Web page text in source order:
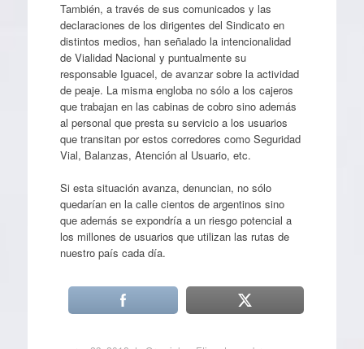
También, a través de sus comunicados y las
declaraciones de los dirigentes del Sindicato en
distintos medios, han señalado la intencionalidad
de Vialidad Nacional y puntualmente su
responsable Iguacel, de avanzar sobre la actividad
de peaje. La misma engloba no sólo a los cajeros
que trabajan en las cabinas de cobro sino además
al personal que presta su servicio a los usuarios
que transitan por estos corredores como Seguridad
Vial, Balanzas, Atención al Usuario, etc.
Si esta situación avanza, denuncian, no sólo
quedarían en la calle cientos de argentinos sino
que además se expondría a un riesgo potencial a
los millones de usuarios que utilizan las rutas de
nuestro país cada día.